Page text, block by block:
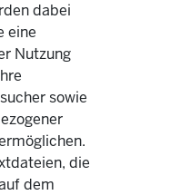
dabei
eine
Nutzung
sowie
die
dem